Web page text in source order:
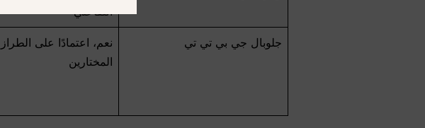
التفاعلي
جلوبال جي بي تي تي
نعم، اعتمادًا على
المختارين